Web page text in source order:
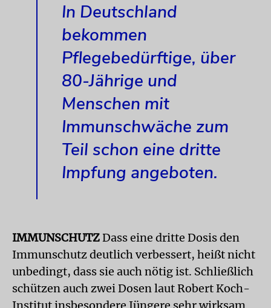
In Deutschland
bekommen
Pflegebedürftige, über
80-Jährige und
Menschen mit
Immunschwäche zum
Teil schon eine dritte
Impfung angeboten.
IMMUNSCHUTZDass eine dritte Dosis den
Immunschutz deutlich verbessert, heißt nicht
unbedingt, dass sie auch nötig ist. Schließlich
schützen auch zwei Dosen laut Robert Koch-